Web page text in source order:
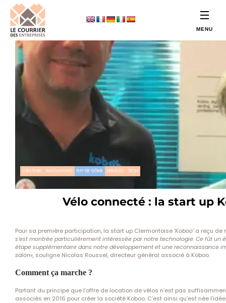
CRÉATEURS INNOVATIONS PUY-DE-DÔME SERVICES TECH
Vélo connecté : la start up
Pour sa première participation, la start up Clermontoise ‘Koboo’a reçu de
s’est montrée particulièrement intéressée par notre technologie. Ce fût
étape supplémentaire dans notre développement et une reconnaissance
salon», souligne Nicolas Roussel, directeur général associé à Koboo.
Comment ça marche ?
Partant du principe que l’offre de location de vélos n’est pas
associés en 2016 pour créer la société Koboo. C’est ainsi qu’est née